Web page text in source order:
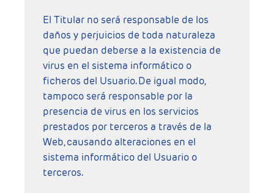
El Titular no será responsable de los
daños y perjuicios de toda naturaleza
que puedan deberse a la existencia de
virus en el sistema informático o
ficheros del Usuario. De igual modo,
tampoco será responsable por la
presencia de virus en los servicios
prestados por terceros a través de la
Web, causando alteraciones en el
sistema informático del Usuario o
terceros.